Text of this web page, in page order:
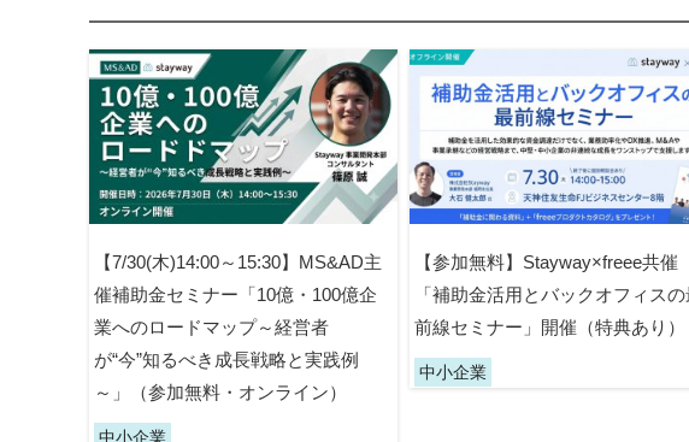
【7/30(木)14:00～15:30】MS&AD主
催補助金セミナー「10億・100億企
業へのロードマップ～経営者
が“今”知るべき成長戦略と実践例
～」（参加無料・オンライン）
中小企業
【参加無料】Stayway×freee共催
「補助金活用とバックオフィス
前線セミナー」開催（特典あり）
中小企業